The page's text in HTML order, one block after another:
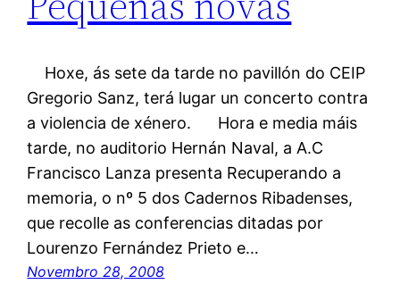
Hoxe, ás sete da tarde no pavillón do CEIP
Gregorio Sanz, terá lugar un concerto contra
a violencia de xénero. Hora e media máis
tarde, no auditorio Hernán Naval, a A.C
Francisco Lanza presenta Recuperando a
memoria, o nº 5 dos Cadernos Ribadenses,
que recolle as conferencias ditadas por
Lourenzo Fernández Prieto e…
Novembro 28, 2008